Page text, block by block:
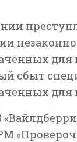
для
сбыт
для